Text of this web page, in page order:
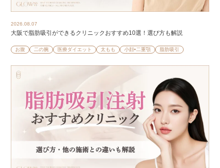
2026.08.07
大阪で脂肪吸引ができるクリニックおすすめ10選！選び方も解説
お腹 二の腕 医療ダイエット 太もも 小顔•二重顎 脂肪吸引